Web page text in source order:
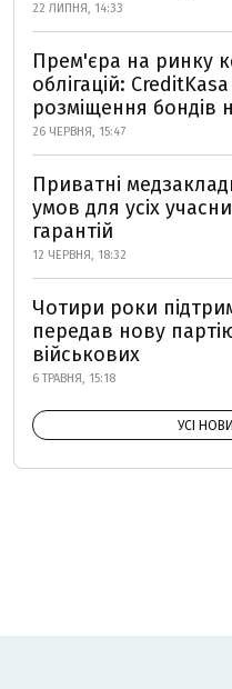
22 ЛИПНЯ, 14:33
Прем'єра на ринку
облігацій:
розміщення бондів
26 ЧЕРВНЯ, 15:47
Приватні
умов для усіх
гарантій
12 ЧЕРВНЯ, 18:32
Чотири роки
передав нову
військових
6 ТРАВНЯ, 15:18
УСІ